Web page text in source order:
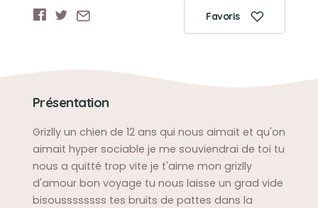
Favoris
Présentation
Grizlly un chien de 12 ans qui nous aimait et qu'on
aimait hyper sociable je me souviendrai de toi tu
nous a quitté trop vite je t'aime mon grizlly
d'amour bon voyage tu nous laisse un grad vide
bisoussssssss tes bruits de pattes dans la